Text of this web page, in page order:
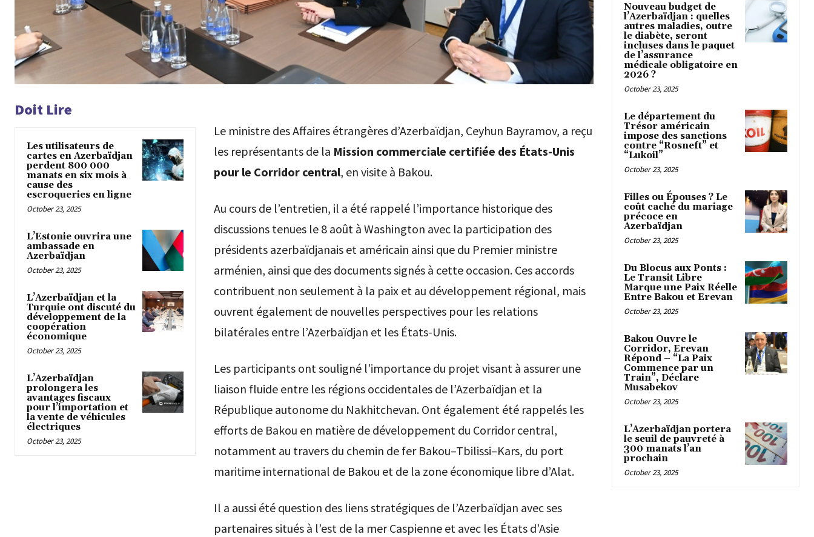
Doit Lire
Les utilisateurs de
cartes en Azerbaïdjan
perdent 800 000
manats en six mois à
cause des
escroqueries en ligne
October 23, 2025
L’Estonie ouvrira une
ambassade en
Azerbaïdjan
October 23, 2025
L’Azerbaïdjan et la
Turquie ont discuté du
développement de la
coopération
économique
October 23, 2025
L’Azerbaïdjan
prolongera les
avantages fiscaux
pour l’importation et
la vente de véhicules
électriques
October 23, 2025
Le ministre des Affaires étrangères d’Azerbaïdjan, Ceyhun Bayramov, a reçu
les représentants de la Mission commerciale certifiée des États-Unis
pour le Corridor central, en visite à Bakou.
Au cours de l’entretien, il a été rappelé l’importance historique des
discussions tenues le 8 août à Washington avec la participation des
présidents azerbaïdjanais et américain ainsi que du Premier ministre
arménien, ainsi que des documents signés à cette occasion. Ces accords
contribuent non seulement à la paix et au développement régional, mais
ouvrent également de nouvelles perspectives pour les relations
bilatérales entre l’Azerbaïdjan et les États-Unis.
Les participants ont souligné l’importance du projet visant à assurer une
liaison fluide entre les régions occidentales de l’Azerbaïdjan et la
République autonome du Nakhitchevan. Ont également été rappelés les
efforts de Bakou en matière de développement du Corridor central,
notamment au travers du chemin de fer Bakou–Tbilissi–Kars, du port
maritime international de Bakou et de la zone économique libre d’Alat.
Il a aussi été question des liens stratégiques de l’Azerbaïdjan avec ses
partenaires situés à l’est de la mer Caspienne et avec les États d’Asie
Nouveau budget de
l’Azerbaïdjan : quelles
autres maladies, outre
le diabète, seront
incluses dans le paquet
de l’assurance
médicale obligatoire en
2026 ?
October 23, 2025
Le département du
Trésor américain
impose des sanctions
contre “Rosneft” et
“Lukoil”
October 23, 2025
Filles ou Épouses ? Le
coût caché du mariage
précoce en
Azerbaïdjan
October 23, 2025
Du Blocus aux Ponts :
Le Transit Libre
Marque une Paix Réelle
Entre Bakou et Erevan
October 23, 2025
Bakou Ouvre le
Corridor, Erevan
Répond – “La Paix
Commence par un
Train”, Déclare
Musabekov
October 23, 2025
L’Azerbaïdjan portera
le seuil de pauvreté à
300 manats l’an
prochain
October 23, 2025